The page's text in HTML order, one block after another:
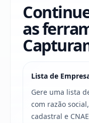
as
Lista de
Gere uma lista
com razão
cadastral e